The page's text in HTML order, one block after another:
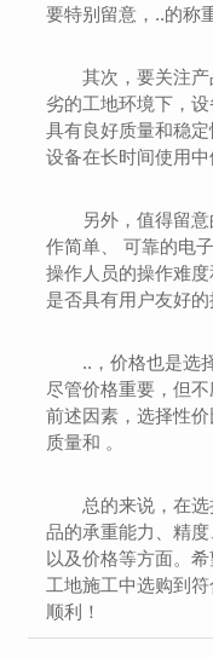
要特别留意，..的称
其次，要关注
劣的工地环境下，
具有良好质量和稳
设备在长时间使用中
另外，值得留
作简单、 可靠的电
操作人员的操作难
是否具有用户友好的
..，价格也是选
尽管价格重要，但
前述因素，选择性
质量和 。
总的来说，在
品的承重能力、精
以及价格等方面。
工地施工中选购到
顺利！